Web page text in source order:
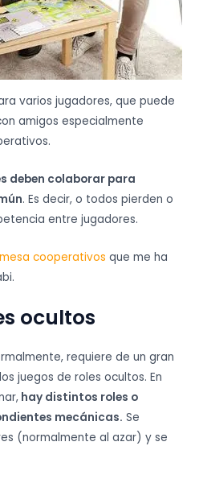
varios jugadores, que puede
amigos especialmente
deben colaborar para
. Es decir, o todos pierden o
entre jugadores.
cooperativos que me ha
ocultos
requiere de un gran
juegos de roles ocultos. En
hay distintos roles o
mecánicas. Se
(normalmente al azar) y se